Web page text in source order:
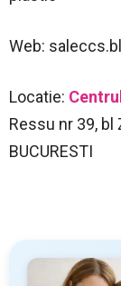
Web:
Locatie:
Ressu nr 39, bl
BUCURESTI